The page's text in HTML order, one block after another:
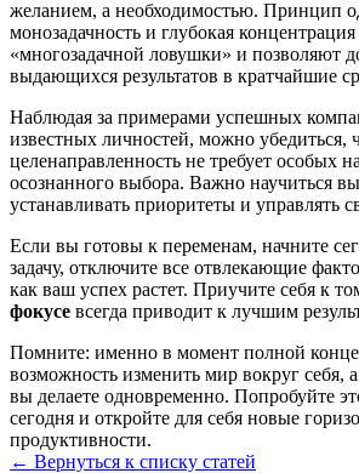
желанием, а необходимостью. Принцип
монозадачность и глубокая
«многозадачной ловушки» и позволяют
выдающихся результатов в кратчайшие
Наблюдая за примерами успешных
известных личностей, можно убедиться,
целенаправленность не требует особых
осознанного выбора. Важно научиться
устанавливать приоритеты и управлять
Если вы готовы к переменам, начните
задачу, отключите все отвлекающие
как ваш успех растет. Приучите себя к
фокусе всегда приводит к лучшим
Помните: именно в момент полной
возможность изменить мир вокруг себя,
вы делаете одновременно. Попробуйте
сегодня и откройте для себя новые
продуктивности.
← Вернуться к списку статей